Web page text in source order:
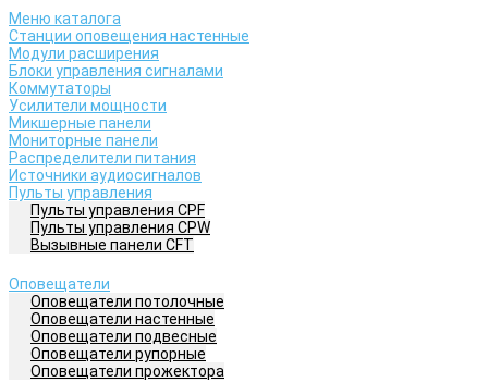
Меню каталога
Станции оповещения настенные
Модули расширения
Блоки управления сигналами
Коммутаторы
Усилители мощности
Микшерные панели
Мониторные панели
Распределители питания
Источники аудиосигналов
Пульты управления
Пульты управления CPF
Пульты управления CPW
Вызывные панели CFT
Оповещатели
Оповещатели потолочные
Оповещатели настенные
Оповещатели подвесные
Оповещатели рупорные
Оповещатели прожектора